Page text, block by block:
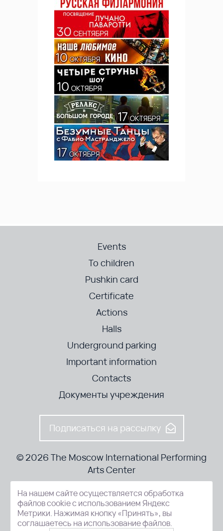
Events
To children
Pushkin card
Certificate
Actions
Halls
Underground parking
Important information
Contacts
Документы учреждения
Подписаться на рассылку
© 2026 The Moscow International Performing
Arts Center
52-8, Kosmodamianskaya nab., Moscow, 115054, Russia
На нашем сайте осуществляется обработка
файлов cookie с использованием Яндекс
Метрики. Нажимая кнопку «Принять», вы
соглашаетесь на использование файлов.